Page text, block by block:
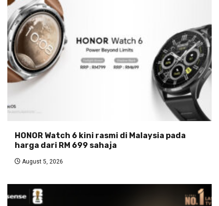
HONOR Watch 6 kini rasmi di Malaysia pada
harga dari RM 699 sahaja
August 5, 2026